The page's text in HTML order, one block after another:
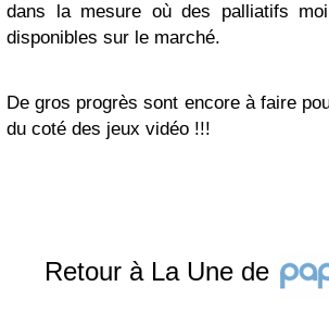
dans la mesure où des palliatifs
disponibles sur le marché.
De gros progrès sont encore à faire
du coté des jeux vidéo !!!
Retour à La Une de